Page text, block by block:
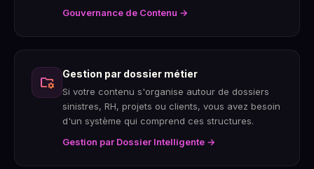
Gouvernance de Contenu →
folder_managed Gestion par dossier métier
Si votre contenu s'organise autour de dossiers
sinistres, RH, projets ou clients, vous avez besoin
d'un système qui comprend ces structures.
Gestion par Dossier Intelligente →